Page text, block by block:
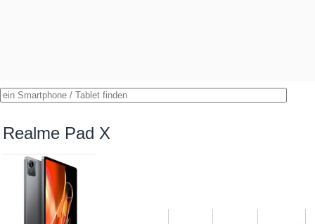
Realme Pad X